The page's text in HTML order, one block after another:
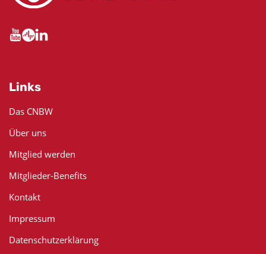
Links
Das CNBW
Über uns
Mitglied werden
Mitglieder-Benefits
Kontakt
Impressum
Datenschutzerklärung